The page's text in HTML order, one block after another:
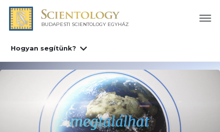
BUDAPESTI SCIENTOLOGY EGYHÁZ
Hogyan segítünk?